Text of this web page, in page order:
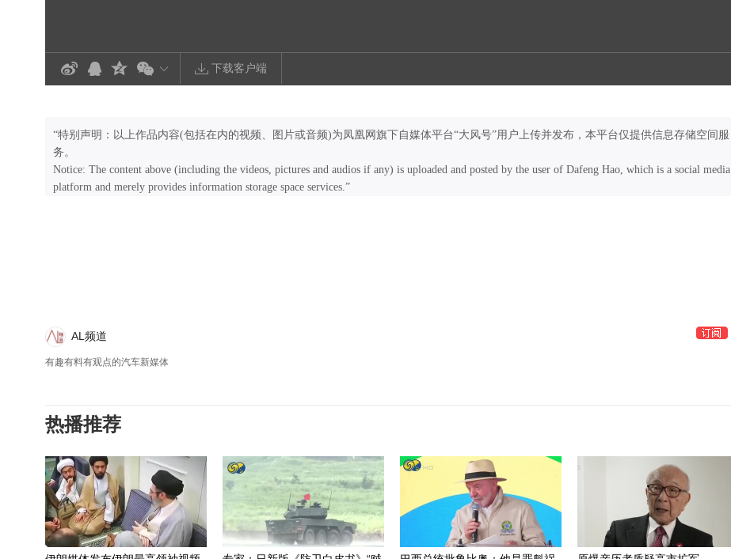
下载客户端
“特别声明：以上作品内容(包括在内的视频、图片或音频)为凤凰网旗下自媒体平台“大风号”用户上传并发布，本平台仅提供信息存储空间服
务。
Notice: The content above (including the videos, pictures and audios if any) is uploaded and posted by the user of Dafeng Hao, which is a social media
platform and merely provides information storage space services.”
AL频道
有趣有料有观点的汽车新媒体
热播推荐